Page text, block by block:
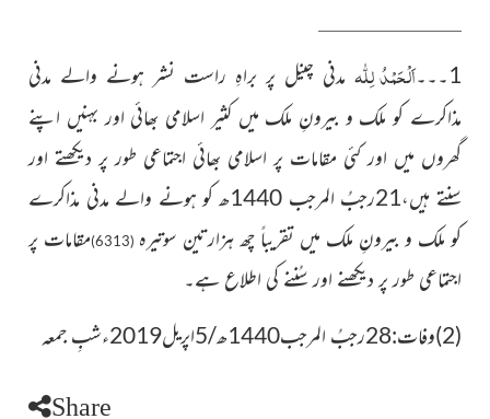
1۔۔۔ اَلْحَمْدُ لِلّٰہ مدنی چینل پر براہِ راست نشر ہونے والے مدنی
مذاکرے کو ملک و بیرونِ ملک میں کثیر اسلامی بھائی اور بہنیں اپنے
گھروں میں اور کئی مقامات پر اسلامی بھائی اجتماعی طور پر دیکھتے اور
سنتے ہیں،21رجبُ المرجب 1440ھ کو ہونے والے مدنی مذاکرے
کو ملک و بیرونِ ملک میں تقریباً چھ ہزارتین سوتیرہ (6313)
مقامات پر
اجتماعی طور پر دیکھنے اور سُننے کی اطلاع ہے۔
(2)وفات:28رجبُ المرجب1440ھ/5اپریل2019ءشبِ جمعہ
Share